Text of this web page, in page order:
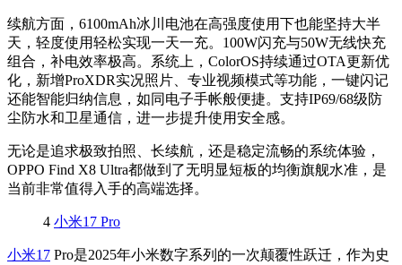
续航方面，6100mAh冰川电池在高强度使用下也能坚持大半
天，轻度使用轻松实现一天一充。100W闪充与50W无线快充
组合，补电效率极高。系统上，ColorOS持续通过OTA更新优
化，新增ProXDR实况照片、专业视频模式等功能，一键闪记
还能智能归纳信息，如同电子手帐般便捷。支持IP69/68级防
尘防水和卫星通信，进一步提升使用安全感。
无论是追求极致拍照、长续航，还是稳定流畅的系统体验，
OPPO Find X8 Ultra都做到了无明显短板的均衡旗舰水准，是
当前非常值得入手的高端选择。
4 小米17 Pro
小米17 Pro是2025年小米数字系列的一次颠覆性跃迁，作为史